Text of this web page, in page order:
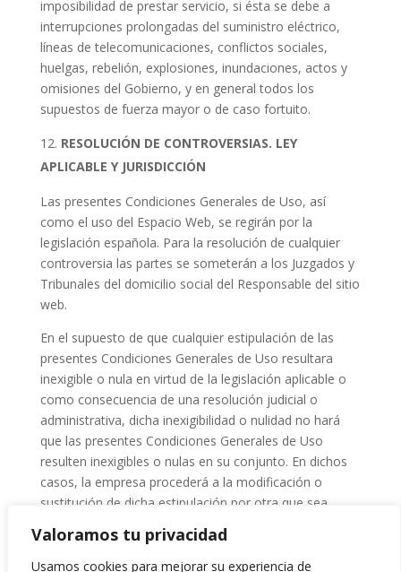
Valoramos tu privacidad
Usamos cookies para mejorar su experiencia de
imposibilidad de prestar servicio, si ésta se debe a
interrupciones prolongadas del suministro eléctrico,
líneas de telecomunicaciones, conflictos sociales,
huelgas, rebelión, explosiones, inundaciones, actos y
omisiones del Gobierno, y en general todos los
supuestos de fuerza mayor o de caso fortuito.
RESOLUCIÓN DE CONTROVERSIAS. LEY
APLICABLE Y JURISDICCIÓN
Las presentes Condiciones Generales de Uso, así
como el uso del Espacio Web, se regirán por la
legislación española. Para la resolución de cualquier
controversia las partes se someterán a los Juzgados y
Tribunales del domicilio social del Responsable del sitio
web.
En el supuesto de que cualquier estipulación de las
presentes Condiciones Generales de Uso resultara
inexigible o nula en virtud de la legislación aplicable o
como consecuencia de una resolución judicial o
administrativa, dicha inexigibilidad o nulidad no hará
que las presentes Condiciones Generales de Uso
resulten inexigibles o nulas en su conjunto. En dichos
casos, la empresa procederá a la modificación o
sustitución de dicha estipulación por otra que sea
consiga el objetivo y pretensión reflejados en la
estipulación original.